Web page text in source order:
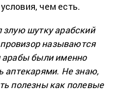
чем есть.
злую шутку арабский
называются
были именно
аптекарями. Не знаю,
полезны как полевые